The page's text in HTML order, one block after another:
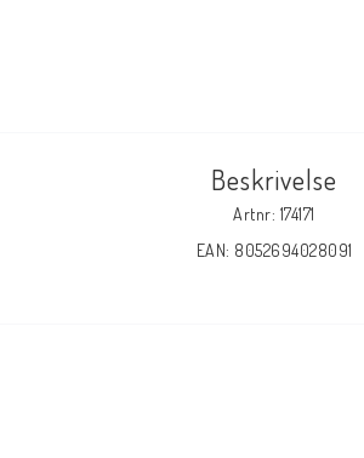
Beskrivelse
Artnr: 174171
EAN: 8052694028091